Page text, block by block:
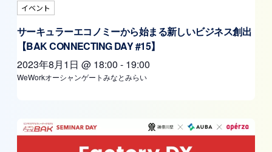
イベント
サーキュラーエコノミーから始まる新しいビジネス創出
【BAK CONNECTING DAY #15】
2023年8月1日 @ 18:00 - 19:00
WeWorkオーシャンゲートみなとみらい